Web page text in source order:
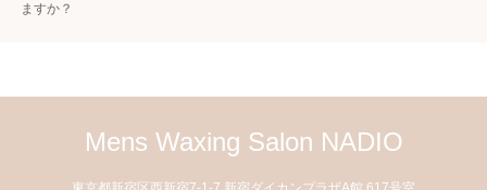
ますか？
Mens Waxing Salon NADIO